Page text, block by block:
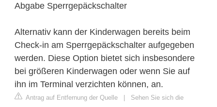
Abgabe Sperrgepäckschalter
Alternativ kann der Kinderwagen bereits beim
Check-in am Sperrgepäckschalter aufgegeben
werden. Diese Option bietet sich insbesondere
bei größeren Kinderwagen oder wenn Sie auf
ihn im Terminal verzichten können, an.
Antrag auf Entfernung der Quelle | Sehen Sie sich die